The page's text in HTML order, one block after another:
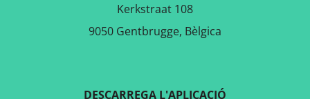
Kerkstraat 108
9050 Gentbrugge, Bèlgica
DESCARREGA L'APLICACIÓ